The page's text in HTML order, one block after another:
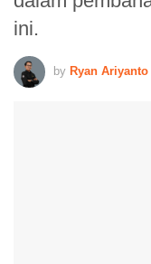
ini.
by Ryan Ariyanto